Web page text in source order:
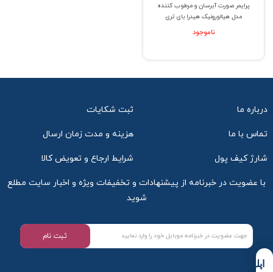
پرایمر صورت آبرسان و مرطوب کننده
مدل هیالورونیک هیدرا بای تری
ناموجود
درباره ما ثبت شکایات
تماس با ما هزینه و مدت زمان ارسال
شارژ کیف پول شرایط ارجاع و تعویض کالا
با عضویت در خبرنامه از پیشنهادات و تخفیفات ویژه و اخبار سایت مطلع
شوید
ثبت نام
اپلیکیشن